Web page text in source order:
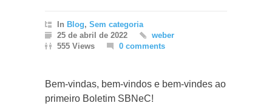
In Blog, Sem categoria
25 de abril de 2022
weber
555 Views
0 comments
Bem-vindas, bem-vindos e bem-vindes ao
primeiro Boletim SBNeC!